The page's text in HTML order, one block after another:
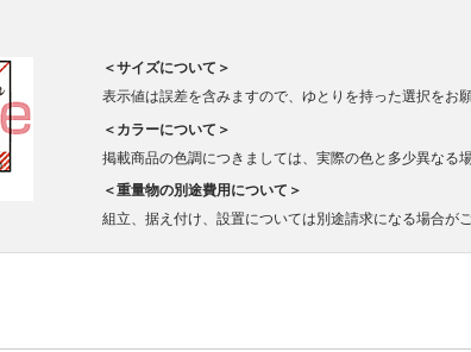
＜サイズについて＞
表示値は誤差を含みますので、ゆとりを持った選択をお
＜カラーについて＞
掲載商品の色調につきましては、実際の色と多少異なる
＜重量物の別途費用について＞
組立、据え付け、設置については別途請求になる場合がご